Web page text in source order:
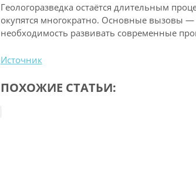
Геологоразведка остаётся длительным
окупятся многократно. Основные вызовы
необходимость развивать современные
Источник
ПОХОЖИЕ СТАТЬИ: